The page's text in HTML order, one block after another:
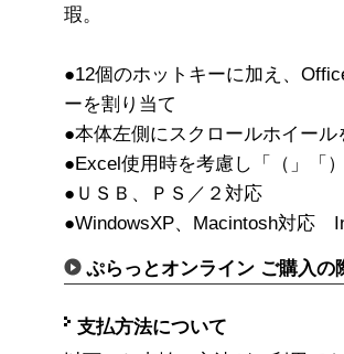
瑕。
●12個のホットキーに加え、
ーを割り当て
●本体左側にスクロールホイール
●Excel使用時を考慮し「（」「
●ＵＳＢ、ＰＳ／２対応
●WindowsXP、Macintosh対応
ぷらっとオンライン ご購入の
支払方法について